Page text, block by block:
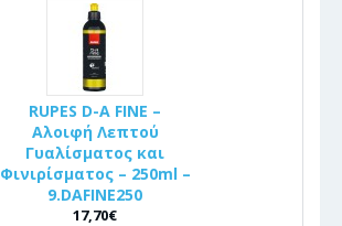
RUPES D-A FINE –
Αλοιφή Λεπτού
Γυαλίσματος και
Φινιρίσματος – 250ml –
9.DAFINE250
17,70€